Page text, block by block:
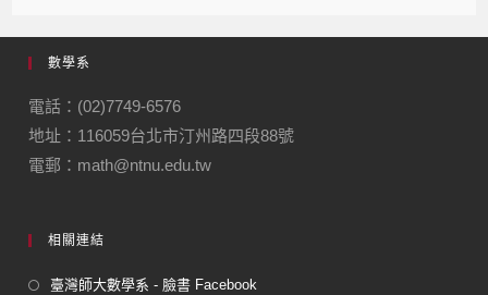
數學系
電話：(02)7749-6576
地址：116059台北市汀州路四段88號
電郵：math@ntnu.edu.tw
相關連結
臺灣師大數學系 - 臉書 Facebook